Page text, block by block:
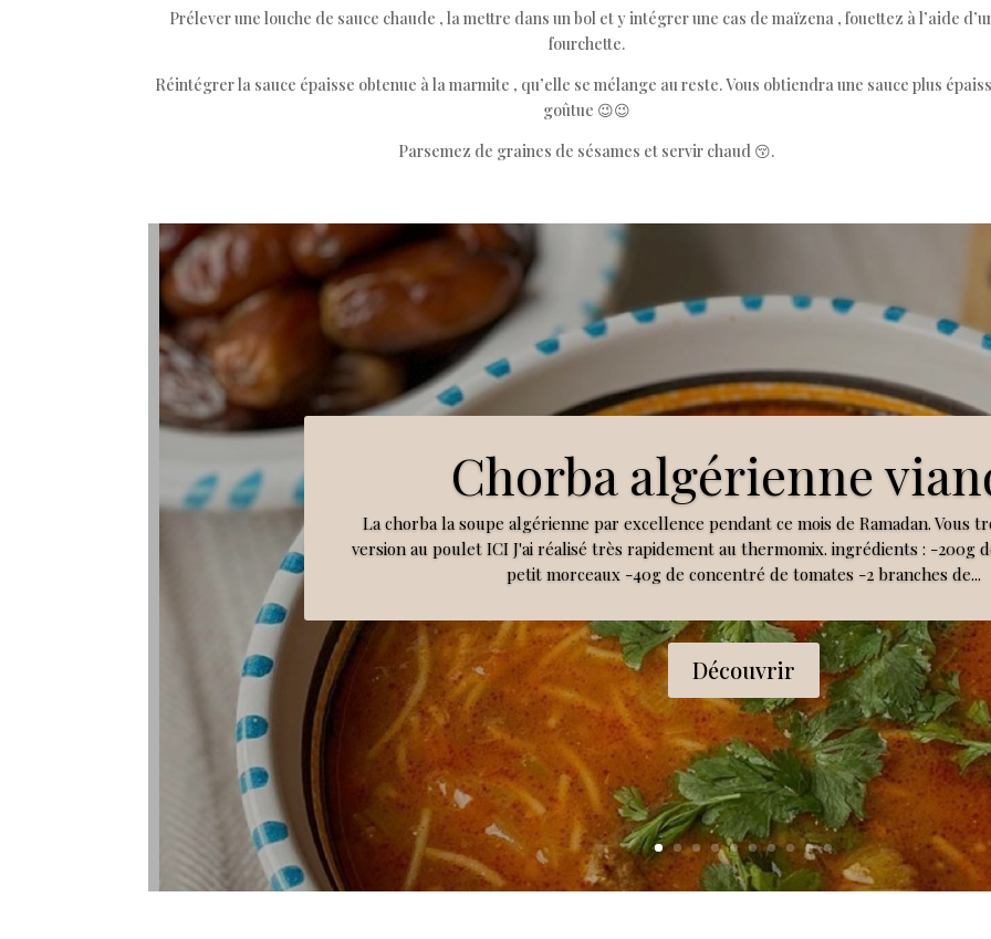
Prélever une louche de sauce chaude , la mettre dans un bol et y intégrer une cas de maïzena , fouettez à l’aide
fourchette.
Réintégrer la sauce épaisse obtenue à la marmite , qu’elle se mélange au reste. Vous obtiendra une sauce plus
goûtue 😉😉
Parsemez de graines de sésames et servir chaud 😚.
Chorba algérienne
La chorba la soupe algérienne par excellence pendant ce mois de Ramadan. Vous
version au poulet ICI J'ai réalisé très rapidement au thermomix. ingrédients : -200g
petit morceaux -40g de concentré de tomates -2 branches de...
Découvrir